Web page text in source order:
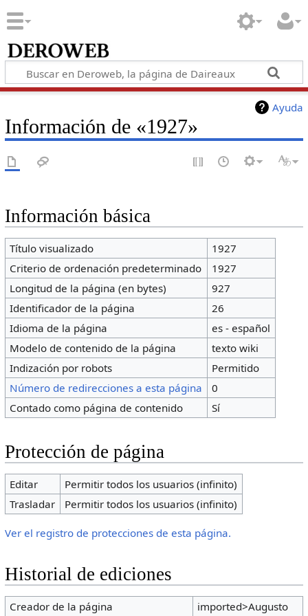
Ayuda
Información de «1927»
Información básica
Título visualizado
1927
Criterio de ordenación predeterminado
1927
Longitud de la página (en bytes)
927
Identificador de la página
26
Idioma de la página
es - español
Modelo de contenido de la página
texto wiki
Indización por robots
Permitido
Número de redirecciones a esta página
0
Contado como página de contenido
Sí
Protección de página
Editar
Permitir todos los usuarios (infinito)
Trasladar
Permitir todos los usuarios (infinito)
Ver el registro de protecciones de esta página.
Historial de ediciones
Creador de la página
imported>Augusto